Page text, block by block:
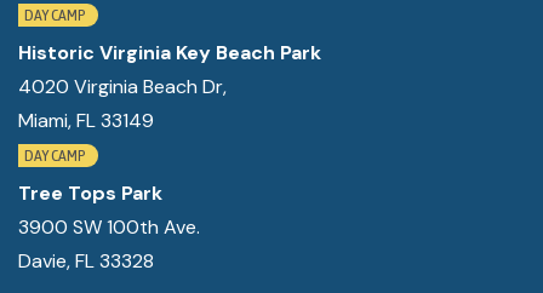
DAY CAMP
Historic Virginia Key Beach Park
4020 Virginia Beach Dr,
Miami, FL 33149
DAY CAMP
Tree Tops Park
3900 SW 100th Ave.
Davie, FL 33328